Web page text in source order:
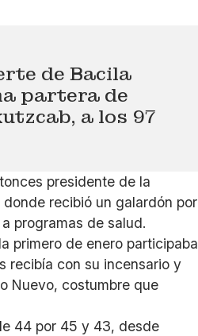
de Bacila
partera de
a los 97
presidente de la
donde recibió un galardón por
programas de salud.
primero de enero participaba
recibía con su incensario y
Nuevo, costumbre que
44 por 45 y 43, desde